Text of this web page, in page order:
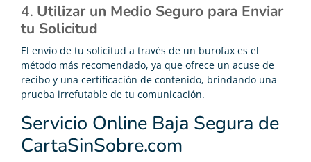
4. Utilizar un Medio Seguro para Enviar
tu Solicitud
El envío de tu solicitud a través de un burofax es el
método más recomendado, ya que ofrece un acuse de
recibo y una certificación de contenido, brindando una
prueba irrefutable de tu comunicación.
Servicio Online Baja Segura de
CartaSinSobre.com